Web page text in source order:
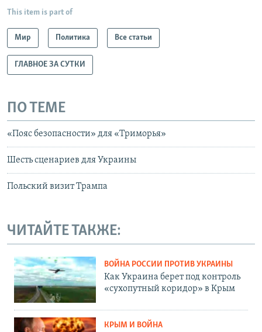
This item is part of
Мир Политика Все статьи
ГЛАВНОЕ ЗА СУТКИ
ПО ТЕМЕ
«Пояс безопасности» для «Триморья»
Шесть сценариев для Украины
Польский визит Трампа
ЧИТАЙТЕ ТАКЖЕ:
ВОЙНА РОССИИ ПРОТИВ УКРАИНЫ
Как Украина берет под контроль
«сухопутный коридор» в Крым
КРЫМ И ВОЙНА